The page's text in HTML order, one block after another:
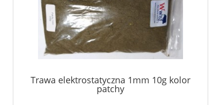
Trawa elektrostatyczna 1mm 10g kolor
patchy